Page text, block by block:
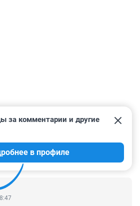
2
за комментарии и другие
в профиле